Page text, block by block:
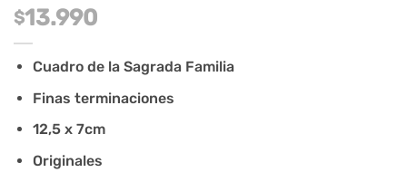
$13.990
Cuadro de la Sagrada Familia
Finas terminaciones
12,5 x 7cm
Originales